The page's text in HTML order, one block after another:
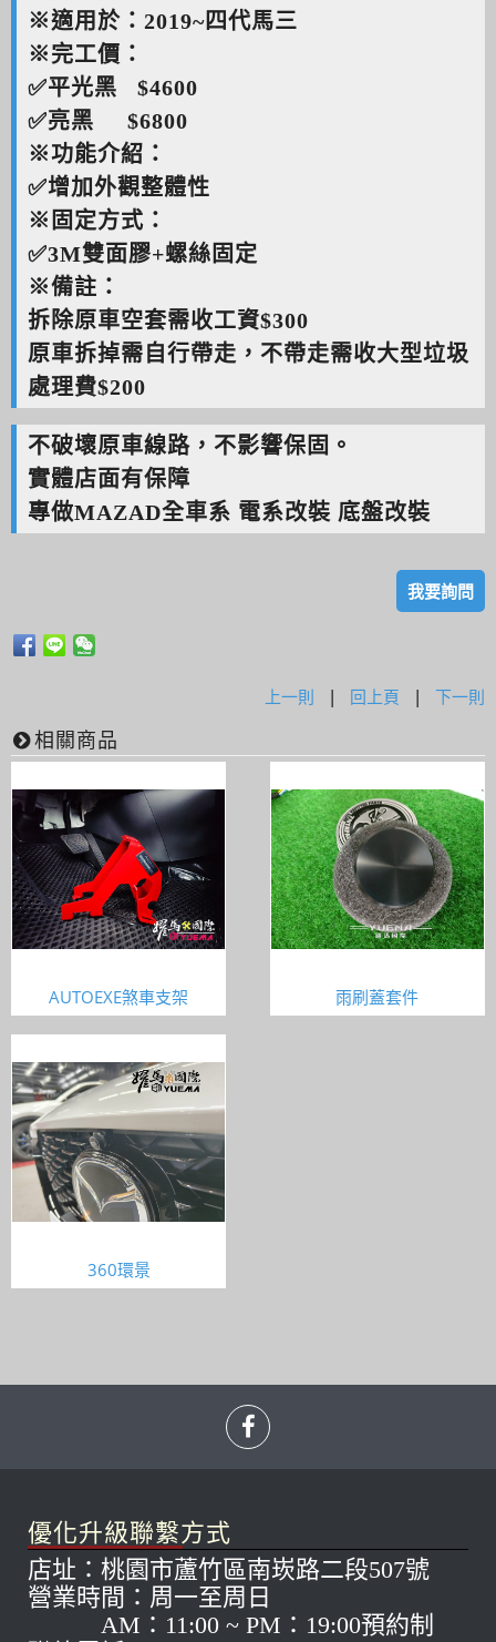
※適用於：2019~四代馬三
※完工價：
✅平光黑 $4600
✅亮黑 $6800
※功能介紹：
✅增加外觀整體性
※固定方式：
✅3M雙面膠+螺絲固定
※備註：
拆除原車空套需收工資$300
原車拆掉需自行帶走，不帶走需收大型垃圾
處理費$200
不破壞原車線路，不影響保固。
實體店面有保障
專做MAZAD全車系 電系改裝 底盤改裝
我要詢問
上一則 | 回上頁 | 下一則
相關商品
AUTOEXE煞車支架 雨刷蓋套件
360環景
優化升級聯繫方式
店址：桃園市蘆竹區南崁路二段507號
營業時間：周一至周日
AM：11:00 ~ PM：19:00預約制